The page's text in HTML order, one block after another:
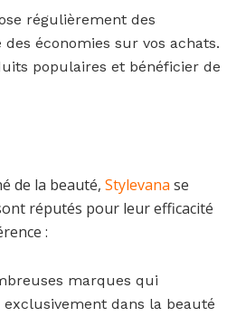
régulièrement des
économies sur vos achats.
populaires et bénéficier de
de la beauté, Stylevana se
réputés pour leur efficacité
:
marques qui
exclusivement dans la beauté